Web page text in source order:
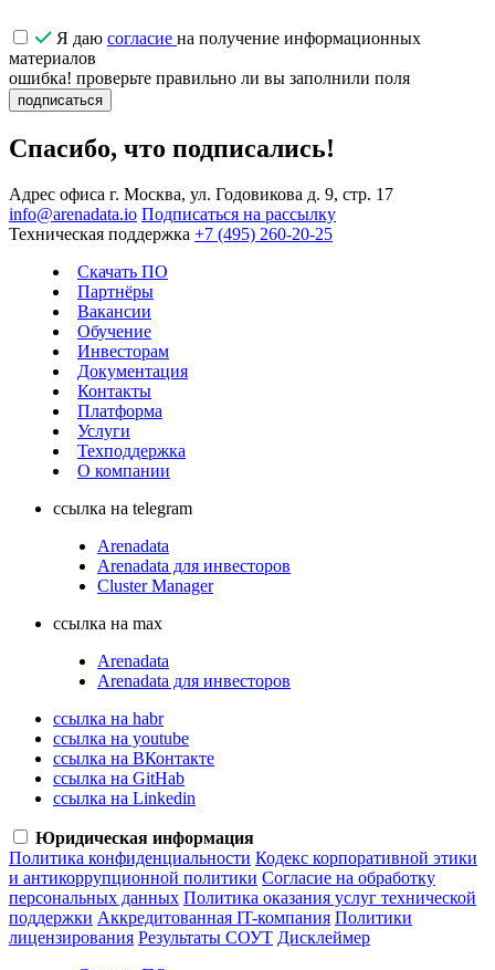
Я даю согласие на получение информационных
материалов
ошибка! проверьте правильно ли вы заполнили поля
подписаться
Спасибо, что подписались!
Адрес офиса г. Москва, ул. Годовикова д. 9, стр. 17
info@arenadata.io Подписаться на рассылку
Техническая поддержка +7 (495) 260-20-25
Скачать ПО
Партнёры
Вакансии
Обучение
Инвесторам
Документация
Контакты
Платформа
Услуги
Техподдержка
О компании
ссылка на telegram
Arenadata
Arenadata для инвесторов
Cluster Manager
ссылка на max
Arenadata
Arenadata для инвесторов
ссылка на habr
ссылка на youtube
ссылка на ВКонтакте
ссылка на GitHab
ссылка на Linkedin
Юридическая информация
Политика конфиденциальности Кодекс корпоративной этики
и антикоррупционной политики Согласие на обработку
персональных данных Политика оказания услуг технической
поддержки Аккредитованная IT-компания Политики
лицензирования Результаты СОУТ Дисклеймер